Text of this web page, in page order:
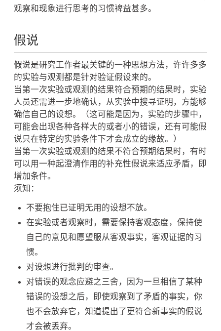
观察和现象进行思考的习惯裨益甚多。
假说
假说是研究工作者最关键的一种思想方法，许许多多
的实验与观测都是针对验证假设来的。
当第一次实验或观测的结果符合预期的结果时，实验
人员还需进一步地确认，从实验中搜寻证明，方能够
确信自己的设想。（这可能是因为，实验的步骤中，
可能会出现各种各样大的或者小的错误，还有可能假
说只在特定的实验条件下才会成立的缘故。）
当第一次实验或观测的结果不符合预期结果时，有时
可以用一种起澄清作用的补充性假说来适应矛盾，即
增加条件。
须知：
不要抱住已证明无用的设想不放。
在实验或者观察时，需要保持客观态度，保持使
自己的意见和愿望服从客观事实，客观证据的习
惯。
对设想进行批判的审查。
对错误的观念应避之三舍，因为一旦相信了某种
错误的设想之后，即使观察到了矛盾的事实，你
也不会放弃它，知道提出了更符合新事实的假说
才会被丢弃。